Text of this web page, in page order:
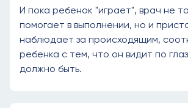
И пока ребенок "играет", врач не
помогает в выполнении, но и
наблюдает за происходящим,
ребенка с тем, что он видит по
должно быть.